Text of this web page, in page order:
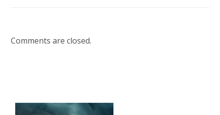
Comments are closed.